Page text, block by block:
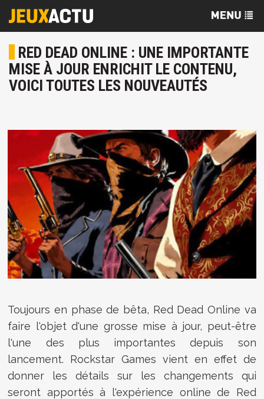
RED DEAD ONLINE : UNE IMPORTANTE
MISE À JOUR ENRICHIT LE CONTENU,
VOICI TOUTES LES NOUVEAUTÉS
Toujours en phase de bêta, Red Dead Online va
faire l'objet d'une grosse mise à jour, peut-être
l'une des plus importantes depuis son
lancement. Rockstar Games vient en effet de
donner les détails sur les changements qui
seront apportés à l'expérience online de Red